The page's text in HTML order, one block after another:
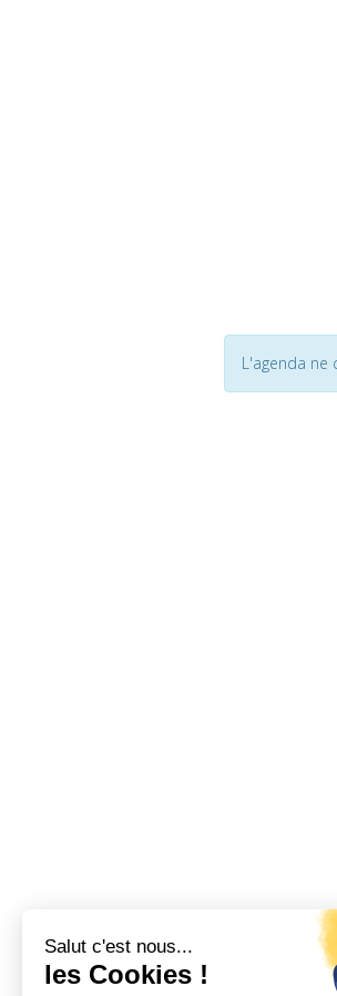
L'agenda ne